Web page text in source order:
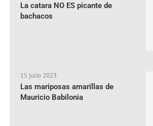
La catara NO ES picante de
bachacos
15 julio 2023
Las mariposas amarillas de
Mauricio Babilonia